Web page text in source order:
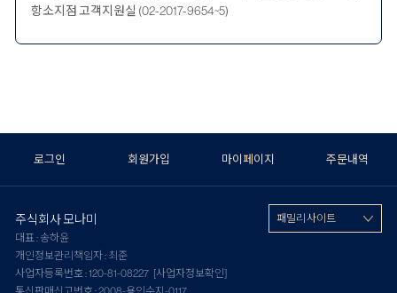
항소지점 고객지원실 (02-2017-9654~5)
로그인 회원가입 마이페이지 주문내역
주식회사 모나미
대표 : 송하윤
개인정보관리책임자 : 최준
사업자등록번호 : 120-81-08227 [사업자정보확인]
패밀리 사이트